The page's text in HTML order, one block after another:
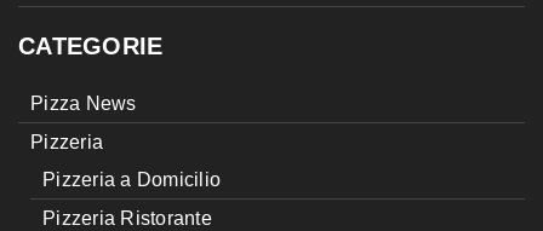
CATEGORIE
Pizza News
Pizzeria
Pizzeria a Domicilio
Pizzeria Ristorante